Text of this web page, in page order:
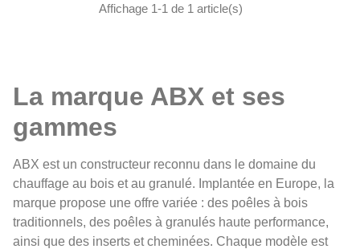
Affichage 1-1 de 1 article(s)
La marque ABX et ses
gammes
ABX est un constructeur reconnu dans le domaine du
chauffage au bois et au granulé. Implantée en Europe, la
marque propose une offre variée : des poêles à bois
traditionnels, des poêles à granulés haute performance,
ainsi que des inserts et cheminées. Chaque modèle est